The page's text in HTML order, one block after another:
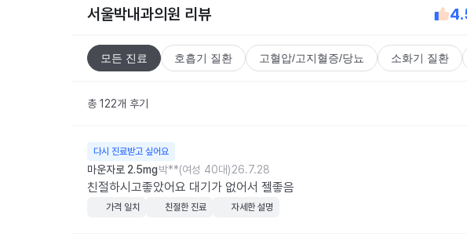
서울박내과의원 리뷰
모든 진료 호흡기 질환 고혈압/고지혈증/당뇨 소화기 질환
총 122개 후기
다시 진료받고 싶어요
마운자로 2.5mg박**(여성 40대)26.7.28
친절하시고좋았어요 대기가 없어서 젤좋음
가격 일치 친절한 진료 자세한 설명